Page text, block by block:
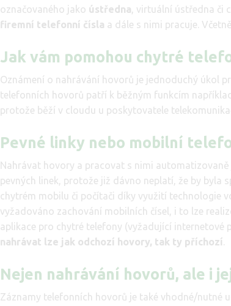
označovaného jako ústředna, virtuální ústředna či
firemní telefonní čísla a dále s nimi pracuje.
Jak vám pomohou chytré
Oznámení o nahrávání hovorů je jednoduchý úkol
telefonních hovorů patří k běžným funkcím
protože běží v cloudu u poskytovatele
Pevné linky nebo mobilní
Nahrávat hovory a pracovat s nimi automatizovaně
pevných linek, protože již dávno neplatí, že by byla
chytrém mobilu či počítači díky využití technologie
vyžadováno zachování mobilních čísel, i to lze
aplikace pro chytré telefony (vyžadující internetové
nahrávat lze jak odchozí hovory, tak ty příchozí.
Nejen nahrávání hovorů, ale i
Záznamy telefonních hovorů je také vhodné/nutné